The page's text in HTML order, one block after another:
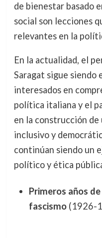
de bienestar basado
social son lecciones
relevantes en la
En la actualidad, el
Saragat sigue siendo
interesados en
política italiana y el
en la construcción
inclusivo y
continúan siendo un
político y ética
Primeros años
fascismo(1926-